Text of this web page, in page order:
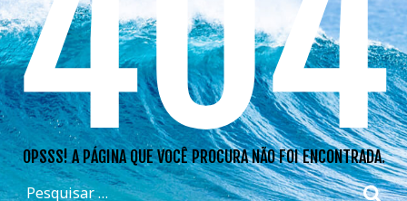
OPSSS! A PÁGINA QUE VOCÊ PROCURA NÃO FOI ENCONTRADA.